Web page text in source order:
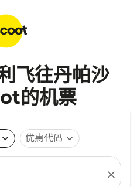
飞往丹帕沙
的机票
expand_more 优惠代码 expand_more
close